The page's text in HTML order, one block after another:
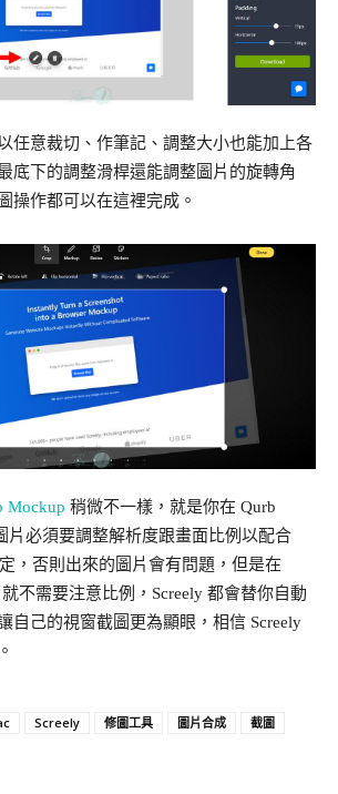
任意裁切、作筆記、調整大小也能加上各
底下的調整滑桿還能調整圖片的旋轉角
操作都可以在這裡完成。
Mockup 稍微不一樣，就是你在 Qurb
片必須要調整解析度跟畫面比例以配合
，否則出來的圖片會有問題，但是在
不需要注意比例，Screely 都會替你自動
自己的視窗截圖更為顯眼，相信 Screely
Screely 修圖工具 圖片合成
截圖